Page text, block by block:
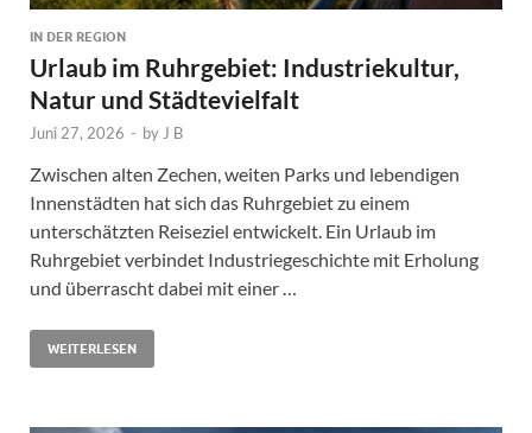
IN DER REGION
Urlaub im Ruhrgebiet: Industriekultur,
Natur und Städtevielfalt
Juni 27, 2026 - by J B
Zwischen alten Zechen, weiten Parks und lebendigen
Innenstädten hat sich das Ruhrgebiet zu einem
unterschätzten Reiseziel entwickelt. Ein Urlaub im
Ruhrgebiet verbindet Industriegeschichte mit Erholung
und überrascht dabei mit einer …
WEITERLESEN